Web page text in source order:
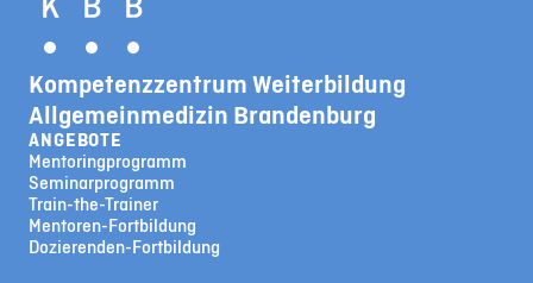
Kompetenzzentrum Weiterbildung
Allgemeinmedizin Brandenburg
ANGEBOTE
Mentoringprogramm
Seminarprogramm
Train-the-Trainer
Mentoren-Fortbildung
Dozierenden-Fortbildung